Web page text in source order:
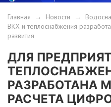
Главная → Новости →
ВКХ и теплоснабжения
развития
ДЛЯ
РАЗРАБОТАНА
РАСЧЕТА